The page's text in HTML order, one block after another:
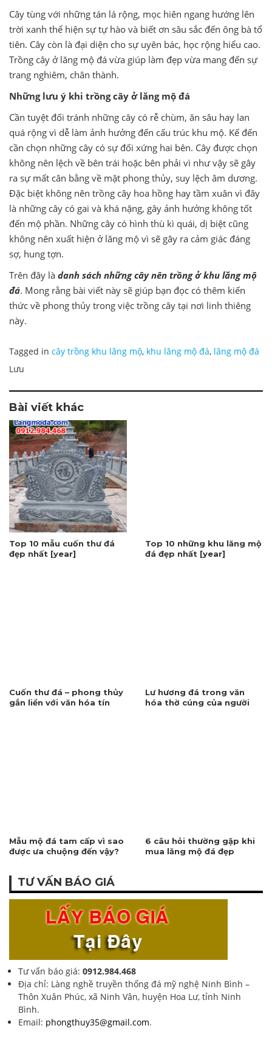
Cây tùng với những tán lá rộng, mọc hiên ngang hướng lên
trời xanh thể hiện sự tự hào và biết ơn sâu sắc đến ông bà tổ
tiên. Cây còn là đại diện cho sự uyên bác, học rộng hiểu cao.
Trồng cây ở lăng mộ đá vừa giúp làm đẹp vừa mang đến sự
trang nghiêm, chân thành.
Những lưu ý khi trồng cây ở lăng mộ đá
Cần tuyệt đối tránh những cây có rễ chùm, ăn sâu hay lan
quá rộng vì dễ làm ảnh hưởng đến cấu trúc khu mộ. Kế đến
cần chọn những cây có sự đối xứng hai bên. Cây được chọn
không nên lệch về bên trái hoặc bên phải vì như vậy sẽ gây
ra sự mất cân bằng về mặt phong thủy, suy lệch âm dương.
Đặc biệt không nên trồng cây hoa hồng hay tầm xuân vì đây
là những cây có gai và khá nặng, gây ảnh hưởng không tốt
đến mộ phần. Những cây có hình thù kì quái, dị biệt cũng
không nên xuất hiện ở lăng mộ vì sẽ gây ra cảm giác đáng
sợ, hung tợn.
Trên đây là danh sách những cây nên trồng ở khu lăng mộ
đá. Mong rằng bài viết này sẽ giúp bạn đọc có thêm kiến
thức về phong thủy trong việc trồng cây tại nơi linh thiêng
này.
Tagged in cây trồng khu lăng mộ, khu lăng mộ đá, lăng mộ đá
Lưu
Bài viết khác
Top 10 mẫu cuốn thư đá
đẹp nhất [year]
Top 10 những khu lăng mộ
đá đẹp nhất [year]
Cuốn thư đá – phong thủy
gắn liền với văn hóa tín
Lư hương đá trong văn
hóa thờ cúng của người
Mẫu mộ đá tam cấp vì sao
được ưa chuộng đến vậy?
6 câu hỏi thường gặp khi
mua lăng mộ đá đẹp
TƯ VẤN BÁO GIÁ
Tư vấn báo giá: 0912.984.468
Địa chỉ: Làng nghề truyền thống đá mỹ nghệ Ninh Bình –
Thôn Xuân Phúc, xã Ninh Vân, huyện Hoa Lư, tỉnh Ninh
Bình.
Email: phongthuy35@gmail.com.